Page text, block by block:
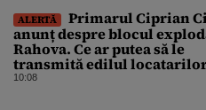
ALERTĂ
Primarul Ciprian
anunț despre blocul
Rahova. Ce ar putea să le
transmită edilul
rămași pe drumuri
10:08